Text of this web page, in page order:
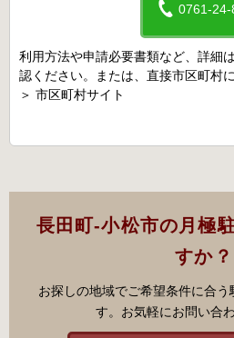
0761-24-
利用方法や申請必要書類など、詳細
認ください。または、直接市区町村
＞ 市区町村サイト
長田町-小松市の月極
すか？
お探しの地域でご希望条件に合う
す。お気軽にお問い合